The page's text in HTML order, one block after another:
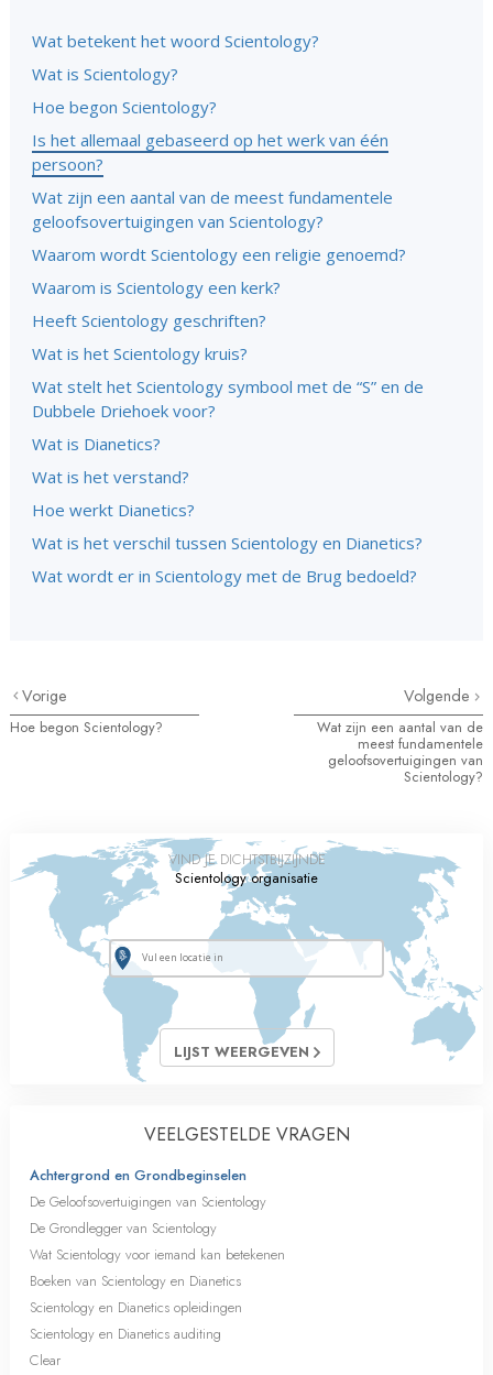
Wat betekent het woord Scientology?
Wat is Scientology?
Hoe begon Scientology?
Is het allemaal gebaseerd op het werk van één
persoon?
Wat zijn een aantal van de meest fundamentele
geloofsovertuigingen van Scientology?
Waarom wordt Scientology een religie genoemd?
Waarom is Scientology een kerk?
Heeft Scientology geschriften?
Wat is het Scientology kruis?
Wat stelt het Scientology symbool met de “S” en de
Dubbele Driehoek voor?
Wat is Dianetics?
Wat is het verstand?
Hoe werkt Dianetics?
Wat is het verschil tussen Scientology en Dianetics?
Wat wordt er in Scientology met de Brug bedoeld?
Vorige
Hoe begon Scientology?
Volgende
Wat zijn een aantal van de
meest fundamentele
geloofsovertuigingen van
Scientology?
VIND JE DICHTSTBIJZIJNDE
Scientology organisatie
LIJST WEERGEVEN
VEELGESTELDE VRAGEN
Achtergrond en Grondbeginselen
De Geloofsovertuigingen van Scientology
De Grondlegger van Scientology
Wat Scientology voor iemand kan betekenen
Boeken van Scientology en Dianetics
Scientology en Dianetics opleidingen
Scientology en Dianetics auditing
Clear